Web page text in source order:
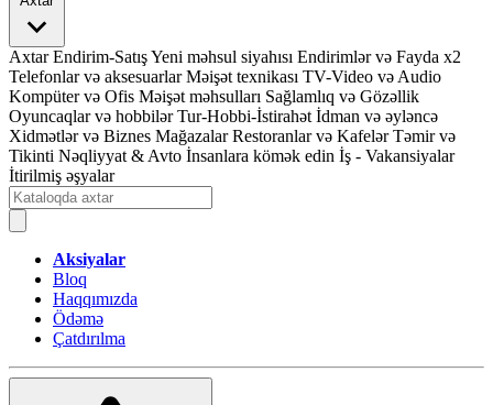
Axtar Endirim-SatışYeni məhsul siyahısı Endirimlər və Fayda x2
Telefonlar və aksesuarlar Məişət texnikası TV-Video və Audio
Kompüter və Ofis Məişət məhsulları Sağlamlıq və Gözəllik
Oyuncaqlar və hobbilər Tur-Hobbi-İstirahət İdman və əyləncə
Xidmətlər və Biznes Mağazalar Restoranlar və Kafelər Təmir və
Tikinti Nəqliyyat & Avto İnsanlara kömək edin İş - Vakansiyalar
İtirilmiş əşyalar
Aksiyalar
Bloq
Haqqımızda
Ödəmə
Çatdırılma